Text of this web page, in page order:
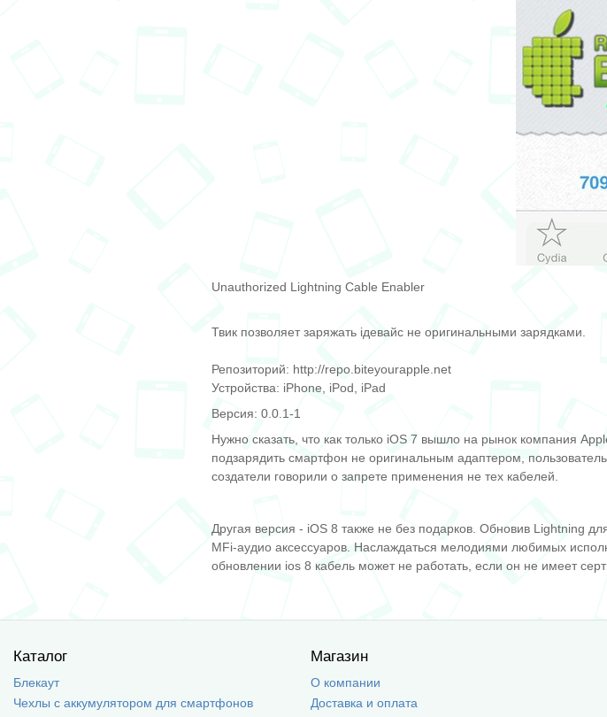
Unauthorized Lightning Cable Enabler
Твик позволяет заряжать iдевайс не оригинальными зарядками.
Репозиторий: http://repo.biteyourapple.net
Устройства: iPhone, iPod, iPad
Версия: 0.0.1-1
Нужно сказать, что как только iOS 7 вышло на рынок компания
подзарядить смартфон не оригинальным адаптером,
создатели говорили о запрете применения не тех кабелей.
Другая версия - iOS 8 также не без подарков. Обновив Lightning
MFi-аудио аксессуаров. Наслаждаться мелодиями любимых
обновлении ios 8 кабель может не работать, если он не имеет
Каталог
Блекаут
Чехлы с аккумулятором для смартфонов
Магазин
О компании
Доставка и оплата